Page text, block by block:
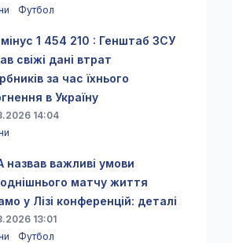
Футбол
1 454 210 : Генштаб ЗСУ
свіжі дані втрат
за час їхнього
в Україну
14:04
назвав важливі умови
матчу життя
у Лізі конференцій: деталі
13:01
Футбол